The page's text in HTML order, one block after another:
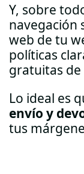
Y, sobre
navegación
web de tu
políticas
gratuitas de
Lo ideal es
envío y
tus